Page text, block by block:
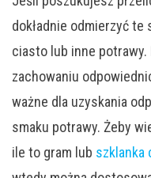
dokładnie odmierzyć te
ciasto lub inne
zachowaniu
ważne dla uzyskania
smaku potrawy. Żeby
ile to gram lub szklanka